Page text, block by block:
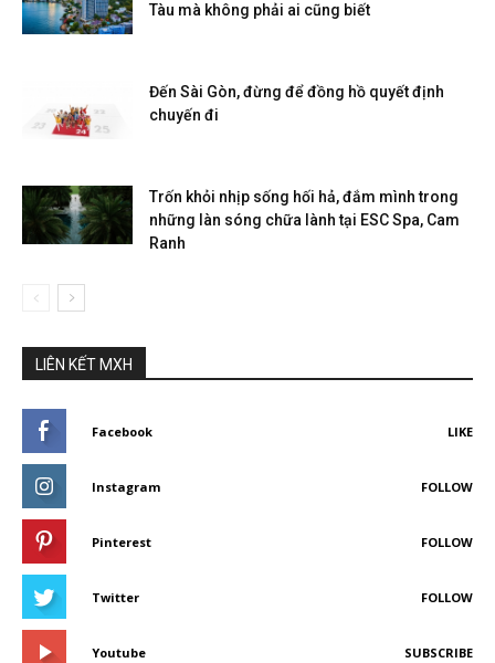
Tàu mà không phải ai cũng biết
Đến Sài Gòn, đừng để đồng hồ quyết định
chuyến đi
Trốn khỏi nhịp sống hối hả, đắm mình trong
những làn sóng chữa lành tại ESC Spa, Cam
Ranh
LIÊN KẾT MXH
Facebook LIKE
Instagram FOLLOW
Pinterest FOLLOW
Twitter FOLLOW
Youtube SUBSCRIBE